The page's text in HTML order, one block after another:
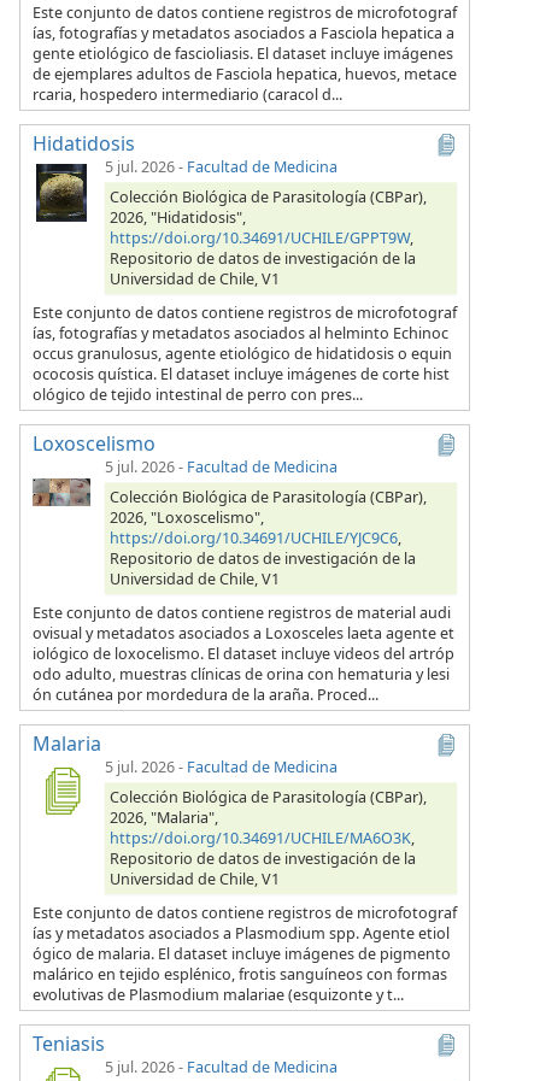
Este conjunto de datos contiene registros de microfotograf
ías, fotografías y metadatos asociados a Fasciola hepatica a
gente etiológico de fascioliasis. El dataset incluye imágenes
de ejemplares adultos de Fasciola hepatica, huevos, metace
rcaria, hospedero intermediario (caracol d...
Hidatidosis
5 jul. 2026- Facultad de Medicina
Colección Biológica de Parasitología (CBPar),
2026, "Hidatidosis",
https://doi.org/10.34691/UCHILE/GPPT9W,
Repositorio de datos de investigación de la
Universidad de Chile, V1
Este conjunto de datos contiene registros de microfotograf
ías, fotografías y metadatos asociados al helminto Echinoc
occus granulosus, agente etiológico de hidatidosis o equin
ococosis quística. El dataset incluye imágenes de corte hist
ológico de tejido intestinal de perro con pres...
Loxoscelismo
5 jul. 2026- Facultad de Medicina
Colección Biológica de Parasitología (CBPar),
2026, "Loxoscelismo",
https://doi.org/10.34691/UCHILE/YJC9C6,
Repositorio de datos de investigación de la
Universidad de Chile, V1
Este conjunto de datos contiene registros de material audi
ovisual y metadatos asociados a Loxosceles laeta agente et
iológico de loxocelismo. El dataset incluye videos del artróp
odo adulto, muestras clínicas de orina con hematuria y lesi
ón cutánea por mordedura de la araña. Proced...
Malaria
5 jul. 2026- Facultad de Medicina
Colección Biológica de Parasitología (CBPar),
2026, "Malaria",
https://doi.org/10.34691/UCHILE/MA6O3K,
Repositorio de datos de investigación de la
Universidad de Chile, V1
Este conjunto de datos contiene registros de microfotograf
ías y metadatos asociados a Plasmodium spp. Agente etiol
ógico de malaria. El dataset incluye imágenes de pigmento
malárico en tejido esplénico, frotis sanguíneos con formas
evolutivas de Plasmodium malariae (esquizonte y t...
Teniasis
5 jul. 2026- Facultad de Medicina